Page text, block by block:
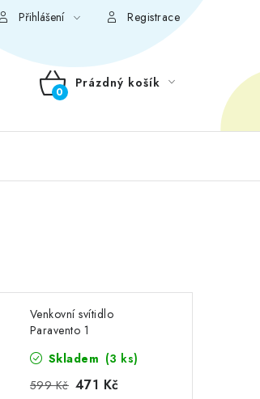
Přihlášení Registrace
NÁKUPNÍ
Prázdný košík
Venkovní svítidlo
Paravento 1
Skladem (3 ks)
599 Kč 471 Kč